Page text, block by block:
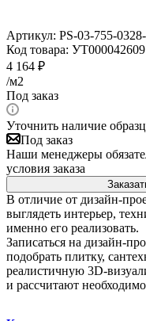
Артикул: PS-03-755-
Код товара: УТ000042609
4 164 ₽
/м2
Под заказ
Уточнить наличие
Под заказ
Наши менеджеры
условия заказа
В отличие от дизайн-
выглядеть интерьер,
именно его реализовать.
Записаться на дизайн-
подобрать плитку,
реалистичную 3D-
и рассчитают